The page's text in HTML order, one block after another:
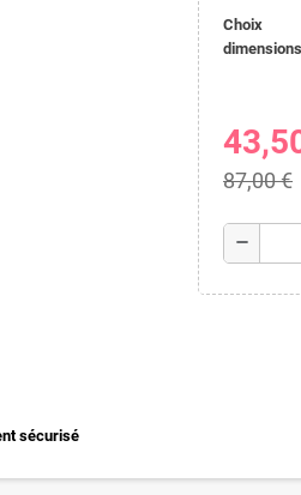
Choix
dimensions
87,00 €
remove
sécurisé